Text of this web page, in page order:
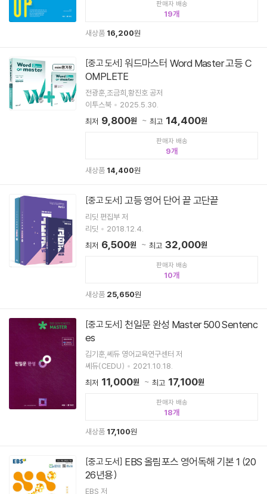
판매자 배송
19
새상품 16,200원
[중고 도서] 워드마스터 Word Master 고등 C
OMPLETE
전광훈,조금희,황진호 공저
이투스북
2025.5.30.
최저 9,800원 최고 14,400원
판매자 배송
9
새상품 14,400원
[중고 도서] 고등 영어 단어 끝 고단끝
리딧 편집부 저
리딧
2018.12.4.
최저 6,500원 최고 32,000원
판매자 배송
10
새상품 25,650원
[중고 도서]
es
김기훈,쎄듀 영어교육연구센터 저
쎄듀(CEDU)
2021.10.18.
최저 11,000원 최고 17,100원
판매자 배송
18
새상품 17,100원
[중고 도서]
26년용)
EBS 저